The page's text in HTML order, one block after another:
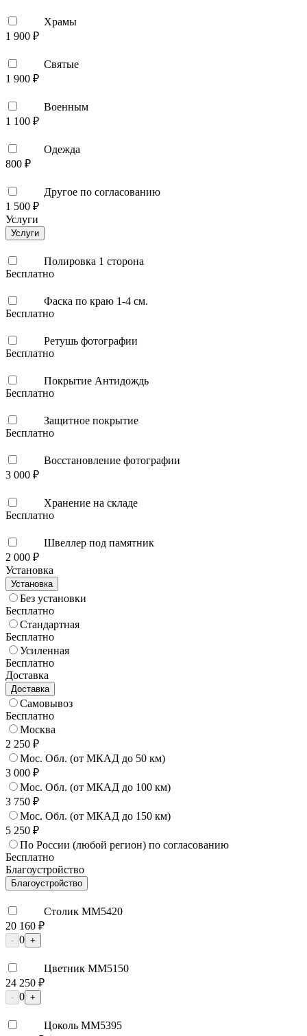
Храмы
1 900 ₽
Святые
1 900 ₽
Военным
1 100 ₽
Одежда
800 ₽
Другое по согласованию
1 500 ₽
Услуги
Услуги
Полировка 1 сторона
Бесплатно
Фаска по краю 1-4 см.
Бесплатно
Ретушь фотографии
Бесплатно
Покрытие Антидождь
Бесплатно
Защитное покрытие
Бесплатно
Восстановление фотографии
3 000 ₽
Хранение на складе
Бесплатно
Швеллер под памятник
2 000 ₽
Установка
Установка
Без установки
Бесплатно
Стандартная
Бесплатно
Усиленная
Бесплатно
Доставка
Доставка
Самовывоз
Бесплатно
Москва
2 250 ₽
Мос. Обл. (от МКАД до 50 км)
3 000 ₽
Мос. Обл. (от МКАД до 100 км)
3 750 ₽
Мос. Обл. (от МКАД до 150 км)
5 250 ₽
По России (любой регион) по согласованию
Бесплатно
Благоустройство
Благоустройство
Столик ММ5420
20 160 ₽
- 0 +
Цветник ММ5150
24 250 ₽
- 0 +
Цоколь ММ5395